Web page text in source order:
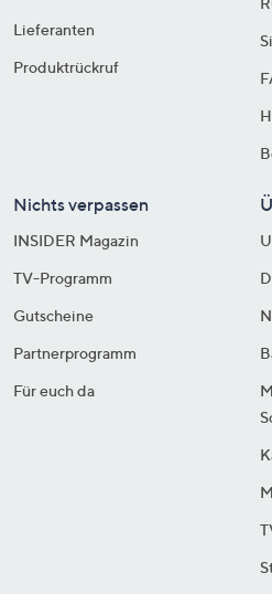
Lieferanten
Produktrückruf
Nichts verpassen
INSIDER Magazin
TV-Programm
Gutscheine
Partnerprogramm
Für euch da